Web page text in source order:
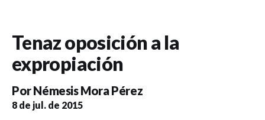
Tenaz oposición a la
expropiación
PorNémesis Mora Pérez
8 de jul. de 2015